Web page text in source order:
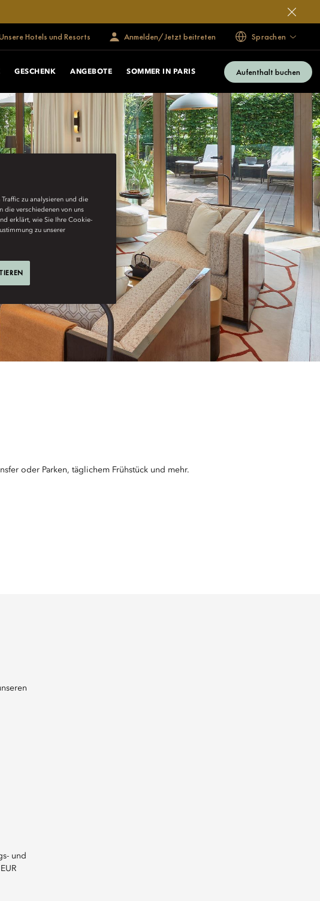
Hotels und Resorts Anmelden/Jetzt beitreten Sprachen
GESCHENK ANGEBOTE SOMMER IN PARIS Aufenthalt buchen
oder Parken, täglichem Frühstück und mehr.
und
zu analysieren und die
die verschiedenen von uns
erklärt, wie Sie Ihre Cookie-
zu unserer